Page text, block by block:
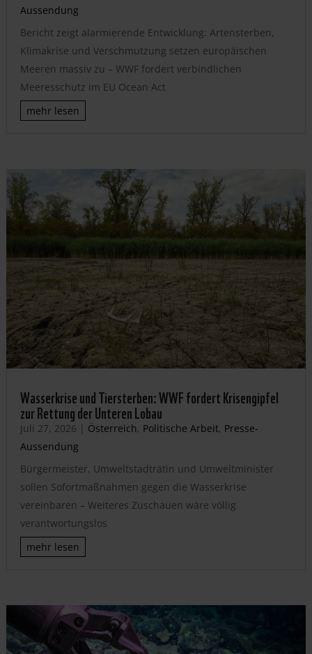
Aussendung
Bericht zeigt alarmierende Entwicklung: Artensterben,
Klimakrise und Verschmutzung setzen europäischen
Meeren massiv zu – WWF fordert verbindlichen
Meeresschutz im EU Ocean Act
mehr lesen
Wasserkrise und Tiersterben: WWF fordert Krisengipfel
zur Rettung der Unteren Lobau
Juli 27, 2026 | Österreich, Politische Arbeit, Presse-
Aussendung
Bürgermeister, Umweltstadträtin und Umweltminister
sollen Sofortmaßnahmen gegen die Wasserkrise
vereinbaren – Weiteres Zuschauen wäre völlig
verantwortungslos
mehr lesen